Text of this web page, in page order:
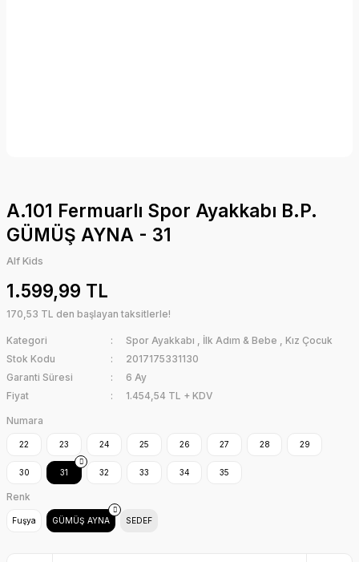
A.101 Fermuarlı Spor Ayakkabı B.P.
GÜMÜŞ AYNA - 31
Alf Kids
1.599,99 TL
170,53 TL den başlayan taksitlerle!
Kategori Spor Ayakkabı , İlk Adım & Bebe , Kız Çocuk
Stok Kodu
2017175331130
Garanti Süresi
6 Ay
Fiyat
1.454,54 TL + KDV
Numara
22 23 24 25 26 27 28 29
30 31 32 33 34 35
Renk
Fuşya GÜMÜŞ AYNA SEDEF